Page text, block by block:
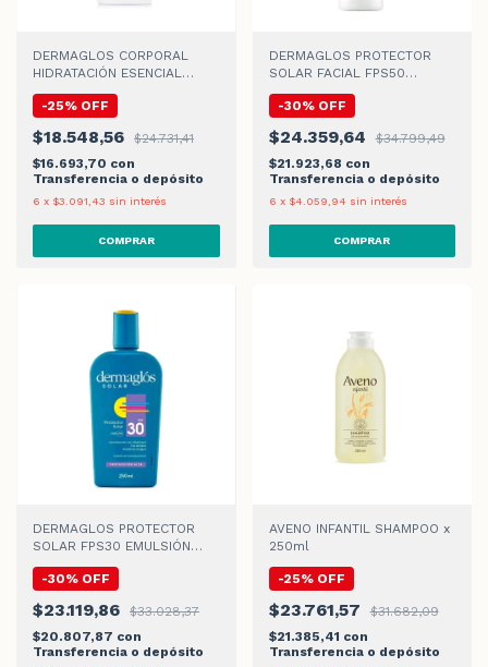
DERMAGLOS CORPORAL
HIDRATACIÓN ESENCIAL
-25% OFF
$18.548,56
$24.731,41
$16.693,70 con
Transferencia o depósito
6 x $3.091,43 sin interés
DERMAGLOS PROTECTOR
SOLAR FACIAL FPS50
x50gr
-30% OFF
$24.359,64
$34.799,49
$21.923,68 con
Transferencia o depósito
6 x $4.059,94 sin interés
DERMAGLOS PROTECTOR
SOLAR FPS30 EMULSIÓN
-30% OFF
$23.119,86
$33.028,37
$20.807,87 con
Transferencia o depósito
AVENO INFANTIL SHAMPOO x
250ml
-25% OFF
$23.761,57
$31.682,09
$21.385,41 con
Transferencia o depósito